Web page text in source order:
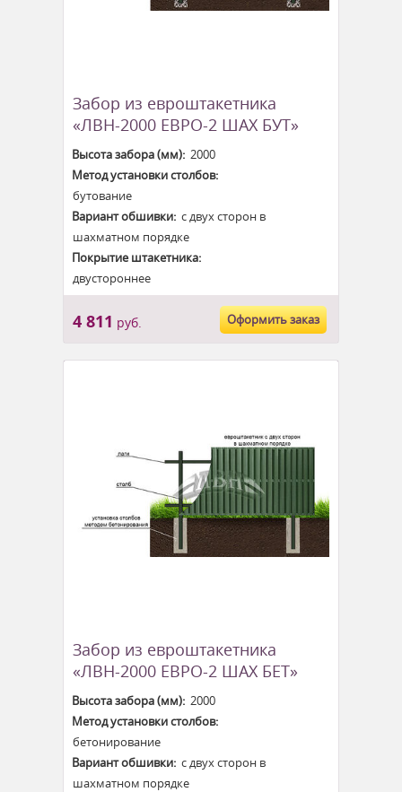
Забор из евроштакетника
«ЛВН-2000 ЕВРО-2 ШАХ БУТ»
Высота забора (мм):2000
Метод установки столбов:
бутование
Вариант обшивки:с двух сторон в
шахматном порядке
Покрытие штакетника:
двустороннее
4 811 руб. Оформить заказ
Забор из евроштакетника
«ЛВН-2000 ЕВРО-2 ШАХ БЕТ»
Высота забора (мм):2000
Метод установки столбов:
бетонирование
Вариант обшивки:с двух сторон в
шахматном порядке